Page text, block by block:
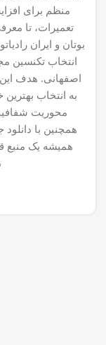
منظم برای
تعمیرات، تا
بوتان و ایران
انتخاب تکنسین
اصفهانی. هدف
به انتخاب
محوریت
همچنین با
همیشه یک منبع